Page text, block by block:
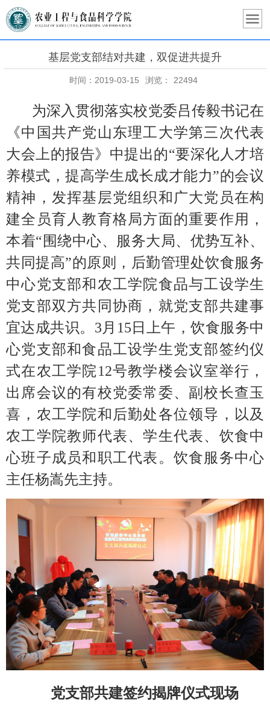
基层党支部结对共建，双促进共提升
时间：2019-03-15 浏览： 22494
为深入贯彻落实校党委吕传毅书记在
《中国共产党山东理工大学第三次代表
大会上的报告》中提出的“要深化人才培
养模式，提高学生成长成才能力”的会议
精神，发挥基层党组织和广大党员在构
建全员育人教育格局方面的重要作用，
本着“围绕中心、服务大局、优势互补、
共同提高”的原则，后勤管理处饮食服务
中心党支部和农工学院食品与工设学生
党支部双方共同协商，就党支部共建事
宜达成共识。3月15日上午，饮食服务中
心党支部和食品工设学生党支部签约仪
式在农工学院12号教学楼会议室举行，
出席会议的有校党委常委、副校长查玉
喜，农工学院和后勤处各位领导，以及
农工学院教师代表、学生代表、饮食中
心班子成员和职工代表。饮食服务中心
主任杨嵩先主持。
党支部共建签约揭牌仪式现场